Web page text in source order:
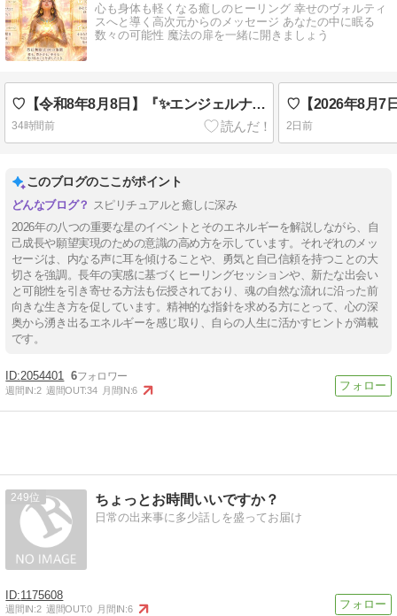
心も身体も軽くなる癒しのヒーリング 幸せのヴォルティ
スへと導く高次元からのメッセージ あなたの中に眠る
数々の可能性 魔法の扉を一緒に開きましょう
♡【令和8年8月8日】『✨エンジェルナンバー【888】 ライオンズゲートが大きく開く日✨』♡
34時間前 2日前
このブログのここがポイント
スピリチュアルと癒しに深み
2026年の八つの重要な星のイベントとそのエネルギーを解説しながら、自
己成長や願望実現のための意識の高め方を示しています。それぞれのメッ
セージは、内なる声に耳を傾けることや、勇気と自己信頼を持つことの大
切さを強調。長年の実感に基づくヒーリングセッションや、新たな出会い
と可能性を引き寄せる方法も伝授されており、魂の自然な流れに沿った前
向きな生き方を促しています。精神的な指針を求める方にとって、心の深
奥から湧き出るエネルギーを感じ取り、自らの人生に活かすヒントが満載
です。
2054401 6
週間IN:2 週間OUT:34 月間IN:6
249 ちょっとお時間いいですか？
日常の出来事に多少話しを盛ってお届け
1175608
週間IN:2 週間OUT:0 月間IN:6